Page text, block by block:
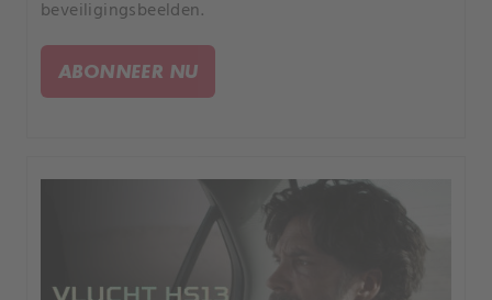
beveiligingsbeelden.
ABONNEER NU